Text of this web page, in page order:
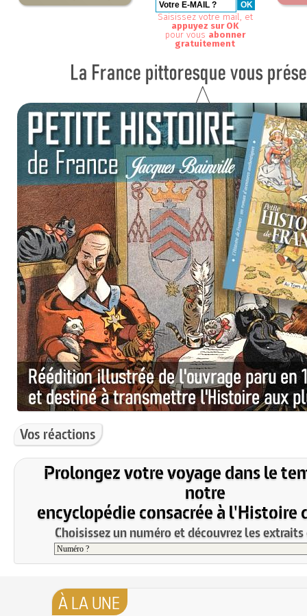
Saisissez votre mail, et
appuyez sur OK
pour vous abonner
gratuitement
Vos réactions
Prolongez votre voyage dans le
notre
encyclopédie consacrée à l'Histoire
Choisissez un numéro et découvrez les
À LA UNE